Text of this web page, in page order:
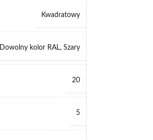
Kwadratowy
Dowolny kolor RAL, Szary
20
5